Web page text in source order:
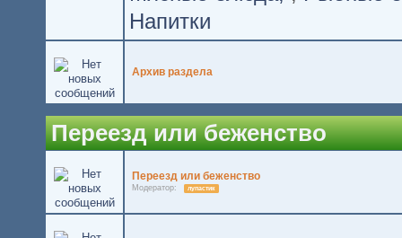
Напитки
Архив раздела
Переезд или беженство
Переезд или беженство
Модератор: лупастик